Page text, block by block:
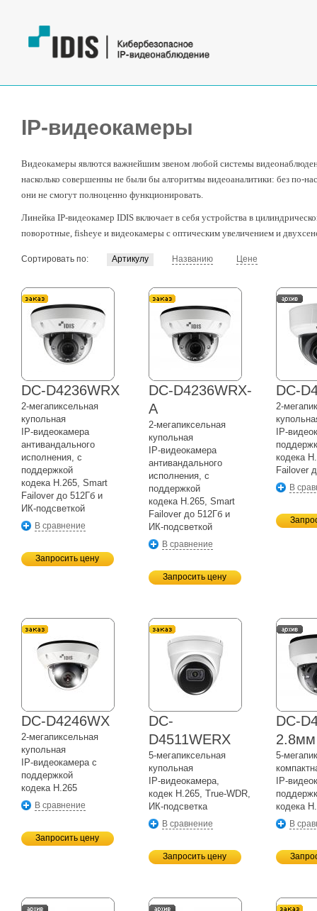
IP-видеокамеры
Видеокамеры явлются важнейшим звеном любой системы
насколько совершенны не были бы алгоритмы видеоаналитики: без по-
они не смогут полноценно функционировать.
Линейка IP-видеокамер IDIS включает в себя устройства в
поворотные, fisheye и видеокамеры с оптическим увеличением и
Сортировать по: Артикулу Названию Цене
DC-D4236WRX
2-мегапиксельная
купольная
IP-видеокамера
антивандального
исполнения, с
поддержкой
кодека H.265, Smart
Failover до 512Гб и
ИК-подсветкой
В сравнение
Запросить цену
DC-D4236WRX-
A
2-мегапиксельная
купольная
IP-видеокамера
антивандального
исполнения, с
поддержкой
кодека H.265, Smart
Failover до 512Гб и
ИК-подсветкой
В сравнение
Запросить цену
DC-
2-
IP-
кодека
Failover
В
DC-D4246WX
2-мегапиксельная
купольная
IP-видеокамерас
поддержкой
кодека H.265
В сравнение
Запросить цену
DC-
D4511WERX
5-мегапиксельная
купольная
IP-видеокамера,
кодек H.265, True-WDR,
ИК-подсветка
В сравнение
Запросить цену
DC-
2.8мм
5-
IP-
кодека
В